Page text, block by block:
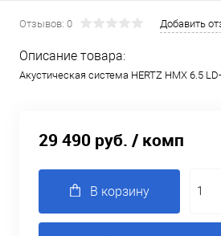
Отзывов: 0 Добавить
Описание товара:
Акустическая система HERTZ HMX 6.5
29 490 руб. / комп
В корзину